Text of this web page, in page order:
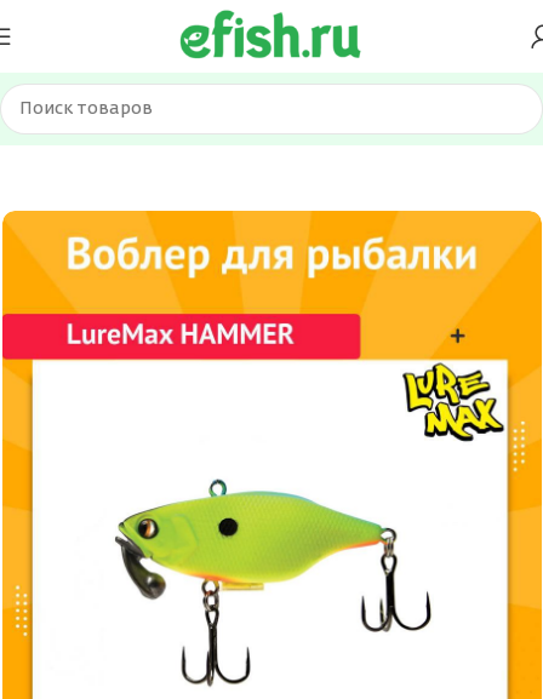
Главная Приманки Воблеры